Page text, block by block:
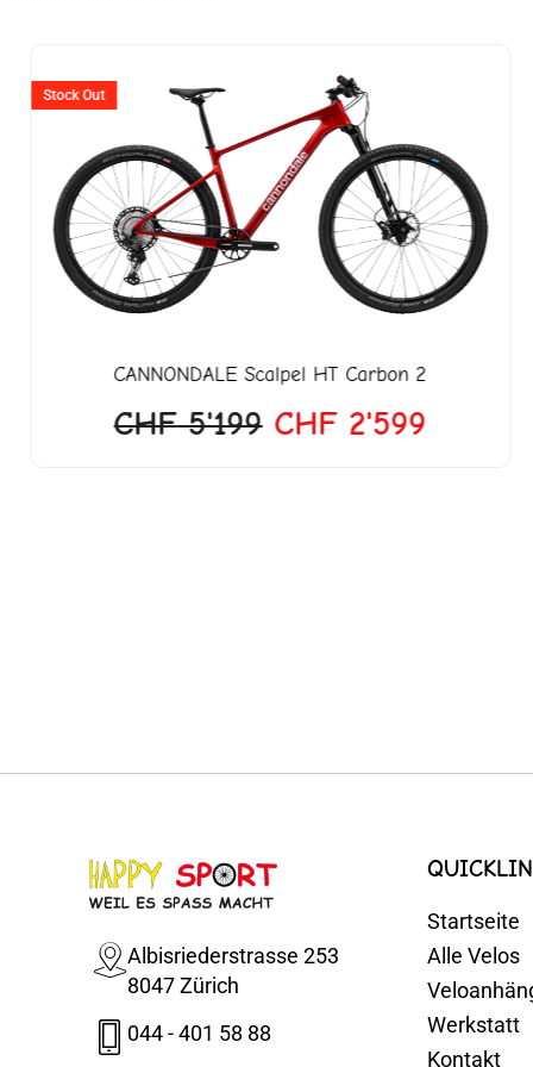
Stock Out
CANNONDALEScalpel HT Carbon 2
CHF5'199
Preis
war:
CHF 5'199
CHF2'599
ist:
CHF
Albisriederstrasse 253
8047 Zürich
044 - 401 58 88
Startseite
Alle Velos
Werkstatt
Kontakt